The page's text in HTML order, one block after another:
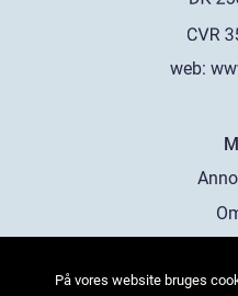
web:
På vores website bruges